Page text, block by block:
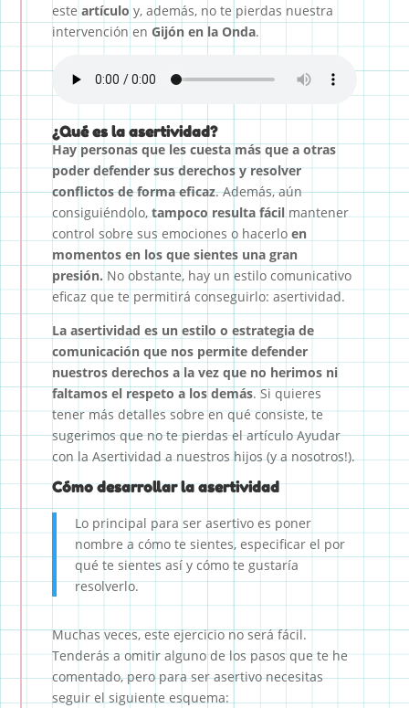
este artículo y, además, no te pierdas nuestra
intervención en Gijón en la Onda.
¿Qué es la asertividad?
Hay personas que les cuesta más que a otras
poder defender sus derechos y resolver
conflictos de forma eficaz. Además, aún
consiguiéndolo,tampoco resulta fácilmantener
control sobre sus emociones o hacerlo en
momentos en los que sientes una gran
presión. No obstante, hay un estilo comunicativo
eficaz que te permitirá conseguirlo: asertividad.
La asertividad es un estilo o estrategia de
comunicación que nos permite defender
nuestros derechos a la vez que no herimos ni
faltamos el respeto a los demás. Si quieres
tener más detalles sobre en qué consiste, te
sugerimos que no te pierdas el artículo Ayudar
con la Asertividad a nuestros hijos (y a nosotros!).
Cómo desarrollar la asertividad
Lo principal para ser asertivo es poner
nombre a cómo te sientes, especificar el por
qué te sientes así y cómo te gustaría
resolverlo.
Muchas veces, este ejercicio no será fácil.
Tenderás a omitir alguno de los pasos que te he
comentado, pero para ser asertivo necesitas
seguir el siguiente esquema: